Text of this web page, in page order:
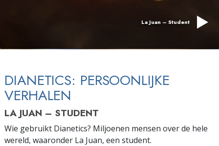
La Juan – Student
DIANETICS: PERSOONLIJKE
VERHALEN
LA JUAN – STUDENT
Wie gebruikt Dianetics? Miljoenen mensen over de hele
wereld, waaronder La Juan, een student.